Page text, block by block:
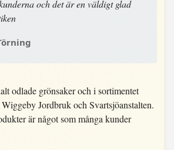
och det är en väldigt glad
odlade grönsaker och i sortimentet
Jordbruk och Svartsjöanstalten.
är något som många kunder